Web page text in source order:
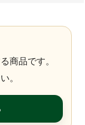
商品です。
。